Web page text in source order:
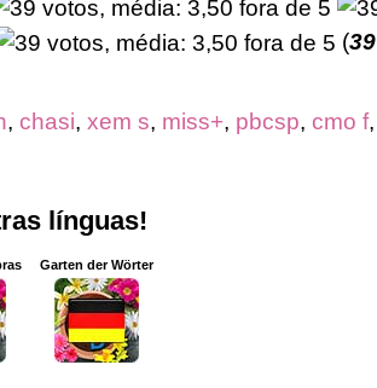
(39
, chasi, xem s, miss+, pbcsp, cmo f,
línguas!
Garten der Wörter